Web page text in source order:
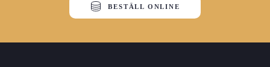
BESTÄLL ONLINE